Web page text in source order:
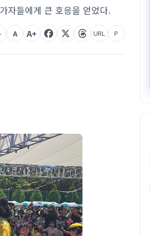
자들에게 큰 호응을 얻었다.
A A+ URL P